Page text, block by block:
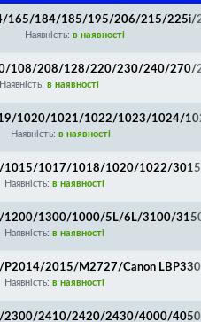
165/184/185/195/206/215/
Наявність: в наявності
200/108/208/128/220/230/240/
770/775/800/890/900/920/950
Наявність: в наявності
1019/1020/1021/1022/1023/1024/
L3000/FL2-3908-VE
Наявність: в наявності
1015/1017/1018/1020/1022/
втулок!
Наявність: в наявності
1200/1300/1000/5L/6L/3100/
Наявність: в наявності
P2014/2015/M2727/Canon
втулок!
Наявність: в наявності
2300/2410/2420/2430/4000/